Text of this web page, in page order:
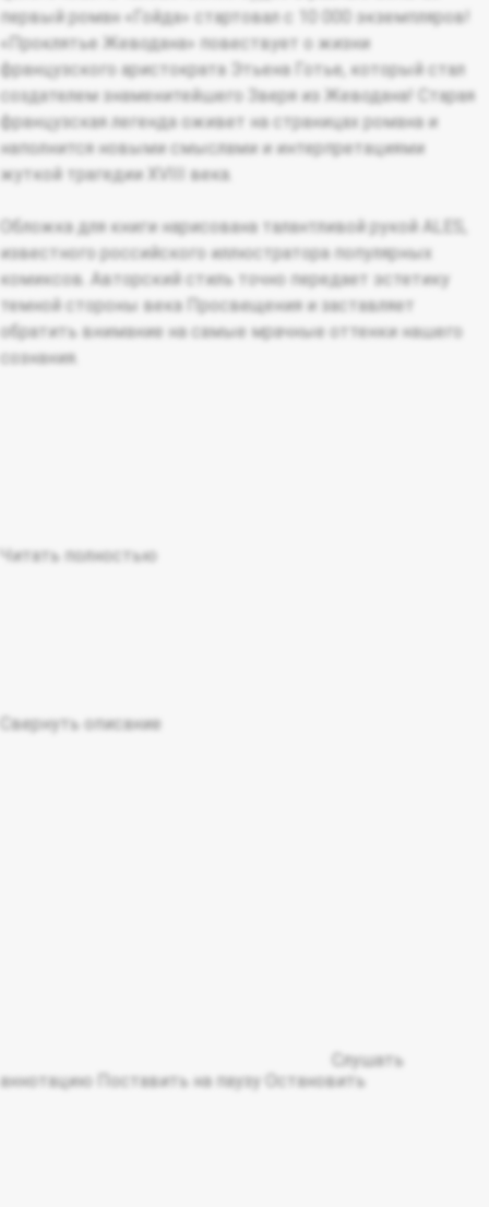
первый роман «Гойда» стартовал с 10 000 экземпляров!
«Проклятье Жеводана» повествует о жизни
французского аристократа Этьена Готье, который стал
создателем знаменитейшего Зверя из Жеводана! Старая
французская легенда оживет на страницах романа и
наполнится новыми смыслами и интерпретациями
жуткой трагедии XVIII века.
Обложка для книги нарисована талантливой рукой ALES,
известного российского иллюстратора популярных
комиксов. Авторский стиль точно передает эстетику
темной стороны века Просвещения и заставляет
обратить внимание на самые мрачные оттенки нашего
сознания.
Читать полностью
Свернуть описание
Слушать
аннотацию
Поставить на паузу Остановить